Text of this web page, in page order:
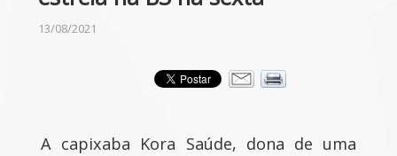
13/08/2021
A capixaba Kora Saúde, dona de uma